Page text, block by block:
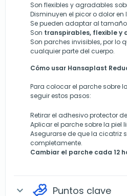
Son flexibles y agradables
Disminuyen el picor o dolor
Se pueden adaptar al
Son transpirables, flexible y
Son parches invisibles, por lo
cualquier parte del cuerpo.
Cómo usar Hansaplast
Para colocar el parche sobre
seguir estos pasos:
Retirar el adhesivo protector
Aplicar el parche sobre la piel
Asegurarse de que la cicatriz
completamente.
Cambiar el parche cada 12
expand_more Puntos clave